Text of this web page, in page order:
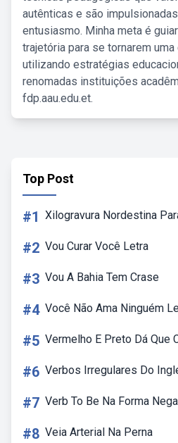
autênticas e são
entusiasmo. Minha meta é
trajetória para se tornarem
utilizando estratégias
renomadas instituições
fdp.aau.edu.et.
Top Post
#1 Xilogravura Nordestina
#2 Vou Curar Você Letra
#3 Vou A Bahia Tem Crase
#4 Você Não Ama Ninguém
#5 Vermelho E Preto Dá Que
#6 Verbos Irregulares Do
#7 Verb To Be Na Forma
#8 Veia Arterial Na Perna